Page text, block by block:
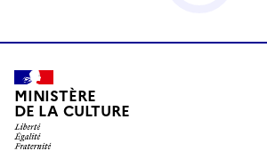
MINISTÈRE
DE LA CULTURE